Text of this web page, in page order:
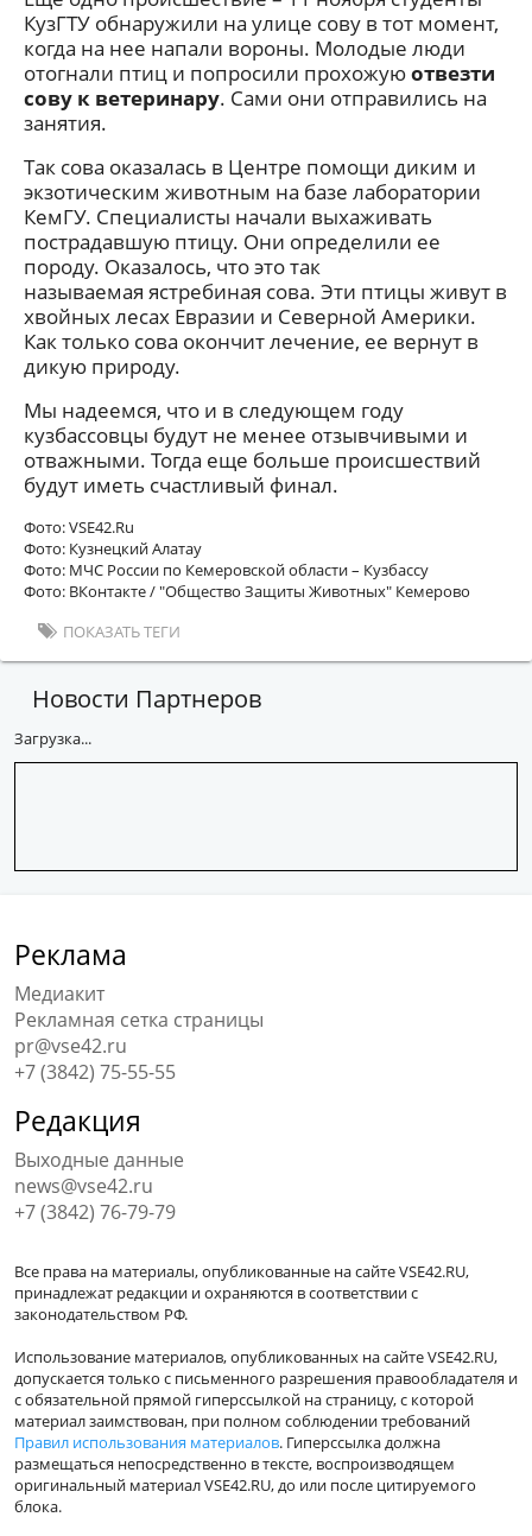
КузГТУ обнаружили на улице сову в тот момент,
когда на нее напали вороны. Молодые люди
отогнали птиц и попросили прохожуюотвезти
сову к ветеринару. Сами они отправились на
занятия.
Так сова оказалась в Центре помощи диким и
экзотическим животным на базе лаборатории
КемГУ. Специалисты начали выхаживать
пострадавшую птицу. Они определили ее
породу. Оказалось, что это так
называемая ястребиная сова. Эти птицы живут в
хвойных лесах Евразии и Северной Америки.
Как только сова окончит лечение, ее вернут в
дикую природу.
Мы надеемся, что и в следующем году
кузбассовцы будут не менее отзывчивыми и
отважными. Тогда еще больше происшествий
будут иметь счастливый финал.
Фото: VSE42.Ru
Фото: Кузнецкий Алатау
Фото: МЧС России по Кемеровской области – Кузбассу
Фото: ВКонтакте / "Общество Защиты Животных" Кемерово
ПОКАЗАТЬ ТЕГИ
Новости Партнеров
Загрузка...
Реклама
Медиакит
Рекламная сетка страницы
pr@vse42.ru
+7 (3842) 75-55-55
Редакция
Выходные данные
news@vse42.ru
+7 (3842) 76-79-79
Все права на материалы, опубликованные на сайте VSE42.RU,
принадлежат редакции и охраняются в соответствии с
законодательством РФ.
Использование материалов, опубликованных на сайте VSE42.RU,
допускается только с письменного разрешения правообладателя и
с обязательной прямой гиперссылкой на страницу, с которой
материал заимствован, при полном соблюдении требований
Правил использования материалов. Гиперссылка должна
размещаться непосредственно в тексте, воспроизводящем
оригинальный материал VSE42.RU, до или после цитируемого
блока.